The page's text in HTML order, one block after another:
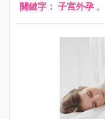
關鍵字： 子宮外孕 、